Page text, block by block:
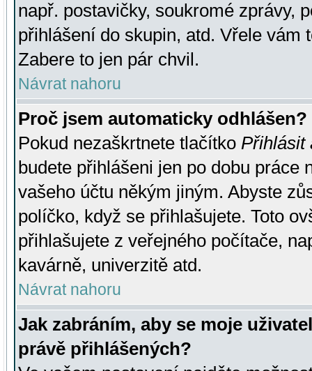
např. postavičky, soukromé zprávy,
přihlášení do skupin, atd. Vřele vám
Zabere to jen pár chvil.
Návrat nahoru
Proč jsem automaticky odhlášen?
Pokud nezaškrtnete tlačítko Přihlásit
budete přihlášeni jen po dobu práce
vašeho účtu někým jiným. Abyste
políčko, když se přihlašujete. Toto
přihlašujete z veřejného počítače,
kavárně, univerzitě atd.
Návrat nahoru
Jak zabráním, aby se moje
právě přihlášených?